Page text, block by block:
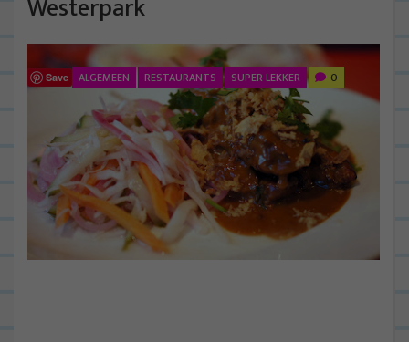
Westerpark
Save ALGEMEEN RESTAURANTS SUPER LEKKER 0